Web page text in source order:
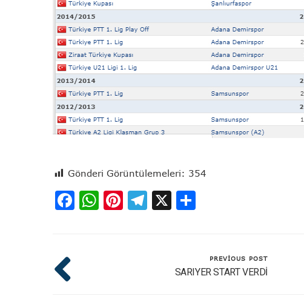
Gönderi Görüntülemeleri: 354
Facebook
WhatsApp
Pinterest
Telegram
X
PREVIOUS POST
SARIYER START VERDİ